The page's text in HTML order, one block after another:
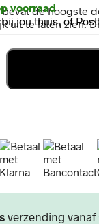
voorraad
jou thuis, of
verzending vanaf
de hoogste
te laten zien.